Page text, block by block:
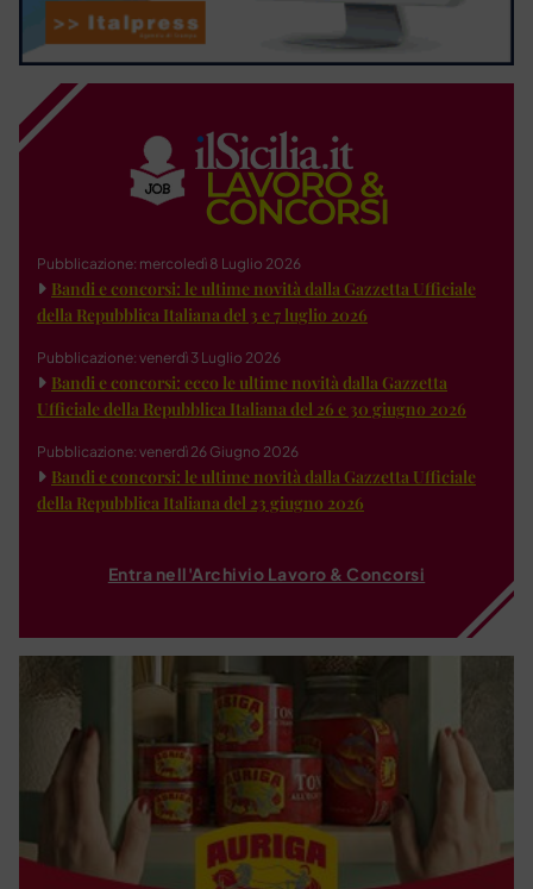
Pubblicazione: mercoledì 8 Luglio 2026
Bandi e concorsi: le ultime novità dalla Gazzetta Ufficiale
della Repubblica Italiana del 3 e 7 luglio 2026
Pubblicazione: venerdì 3 Luglio 2026
Bandi e concorsi: ecco le ultime novità dalla Gazzetta
Ufficiale della Repubblica Italiana del 26 e 30 giugno 2026
Pubblicazione: venerdì 26 Giugno 2026
Bandi e concorsi: le ultime novità dalla Gazzetta Ufficiale
della Repubblica Italiana del 23 giugno 2026
Entra nell'Archivio Lavoro & Concorsi